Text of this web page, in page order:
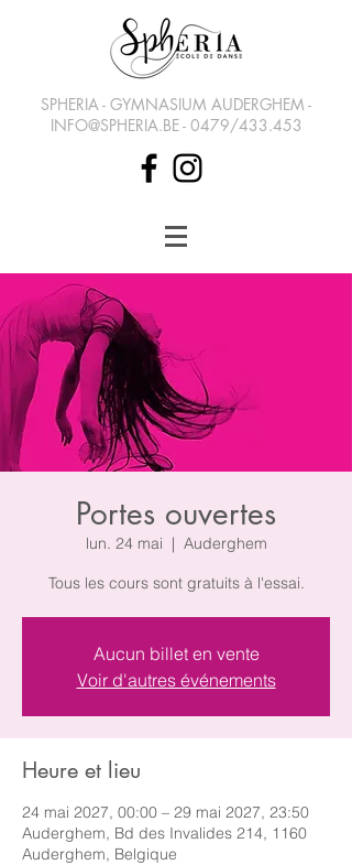
SPHERIA - GYMNASIUM AUDERGHEM -
INFO@SPHERIA.BE- 0479/433.453
Portes ouvertes
lun. 24 mai
  |
Auderghem
Tous les cours sont gratuits à l'essai.
Aucun billet en vente
Voir d'autres événements
Heure et lieu
24 mai 2027, 00:00 – 29 mai 2027, 23:50
Auderghem, Bd des Invalides 214, 1160
Auderghem, Belgique